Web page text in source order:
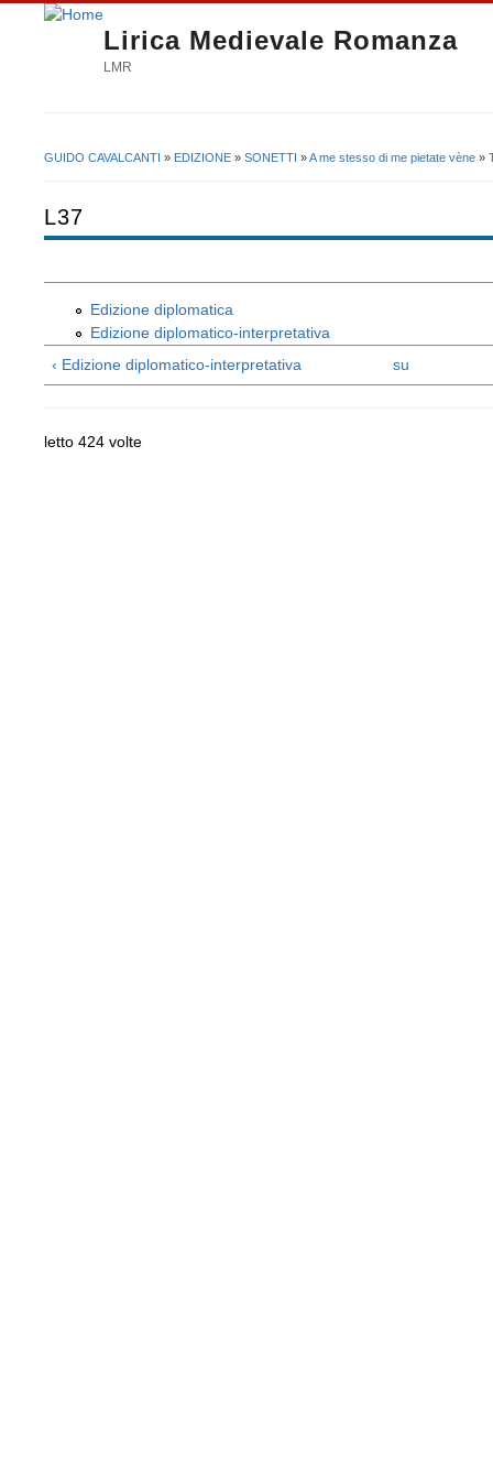
Lirica Medievale Romanza
LMR
GUIDO CAVALCANTI » EDIZIONE » SONETTI »A me stesso di me pietate vène »
L37
Edizione diplomatica
Edizione diplomatico-interpretativa
‹ Edizione diplomatico-interpretativa
su
letto 424 volte